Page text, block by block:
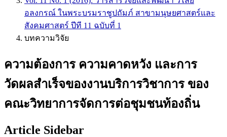
อลงกรณ์ ในพระบรมราชูปถัมภ์ สาขามนุษยศาสตร์และ
สังคมศาสตร์ ปีที 11 ฉบับที่ 1
บทความวิจัย
ความต้องการ ความคาดหวัง และการ
วัดผลสำเร็จของงานบริการวิชาการ ของ
คณะวิทยาการจัดการต่อชุมชนท้องถิ่น
Article Sidebar